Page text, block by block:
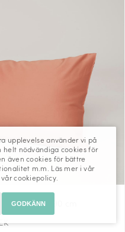
- 50x90 cm
upplevelse använder vi på
helt nödvändiga cookies för
även cookies för bättre
m.m. Läs mer i vår
vårcookiepolicy.
GODKÄNN